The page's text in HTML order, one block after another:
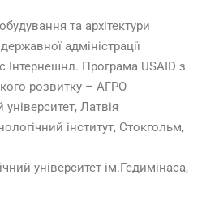
та архітектури
адміністрації
Інтернешнл. Програма USAID з
розвитку – АГРО
Латвія
інститут, Стокгольм,
університет ім.Гедимінаса,